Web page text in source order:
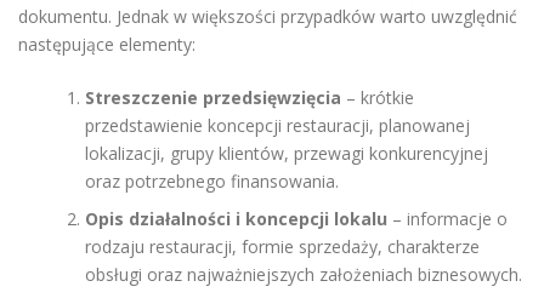
dokumentu. Jednak w większości przypadków warto uwzględnić
następujące elementy:
Streszczenie przedsięwzięcia – krótkie
przedstawienie koncepcji restauracji, planowanej
lokalizacji, grupy klientów, przewagi konkurencyjnej
oraz potrzebnego finansowania.
Opis działalności i koncepcji lokalu – informacje o
rodzaju restauracji, formie sprzedaży, charakterze
obsługi oraz najważniejszych założeniach biznesowych.